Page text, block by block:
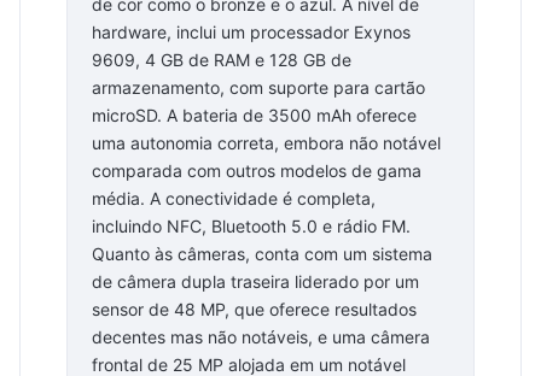
de cor como o bronze e o azul. A nível de
hardware, inclui um processador Exynos
9609, 4 GB de RAM e 128 GB de
armazenamento, com suporte para cartão
microSD. A bateria de 3500 mAh oferece
uma autonomia correta, embora não notável
comparada com outros modelos de gama
média. A conectividade é completa,
incluindo NFC, Bluetooth 5.0 e rádio FM.
Quanto às câmeras, conta com um sistema
de câmera dupla traseira liderado por um
sensor de 48 MP, que oferece resultados
decentes mas não notáveis, e uma câmera
frontal de 25 MP alojada em um notável